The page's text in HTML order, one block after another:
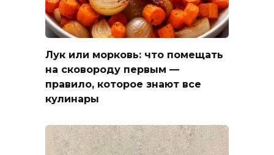
Лук или морковь: что помещать
на сковороду первым —
правило, которое знают все
кулинары